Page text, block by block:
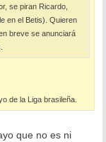
se piran Ricardo,
en el Betis). Quieren
breve se anunciará
de la Liga brasileña.
que no es ni